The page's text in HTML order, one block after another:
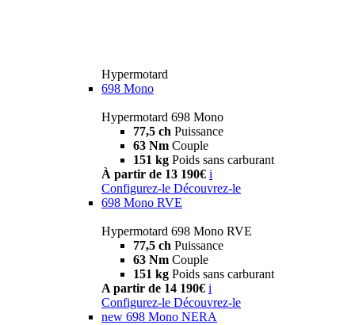
Hypermotard
698 Mono
Hypermotard 698 Mono
77,5 ch Puissance
63 Nm Couple
151 kg Poids sans carburant
À partir de 13 190€ i
Configurez-le Découvrez-le
698 Mono RVE
Hypermotard 698 Mono RVE
77,5 ch Puissance
63 Nm Couple
151 kg Poids sans carburant
A partir de 14 190€ i
Configurez-le Découvrez-le
new 698 Mono NERA